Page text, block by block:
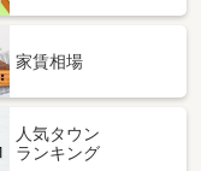
家賃相場
人気タウン
ランキング